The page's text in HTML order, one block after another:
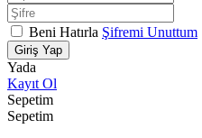
Beni Hatırla Şifremi Unuttum
Giriş Yap
Yada
Kayıt Ol
Sepetim
Sepetim